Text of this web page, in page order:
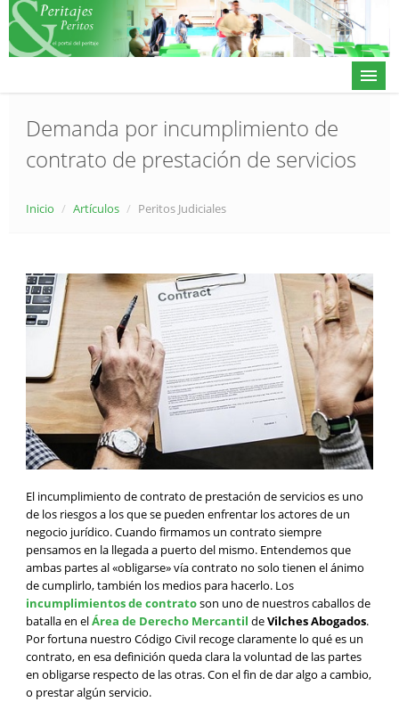
Actualidad
Demanda por incumplimiento de
contrato de prestación de servicios
Inicio / Artículos / Peritos Judiciales
El incumplimiento de contrato de prestación de servicios es uno
de los riesgos a los que se pueden enfrentar los actores de un
negocio jurídico. Cuando firmamos un contrato siempre
pensamos en la llegada a puerto del mismo. Entendemos que
ambas partes al «obligarse» vía contrato no solo tienen el ánimo
de cumplirlo, también los medios para hacerlo. Los
incumplimientos de contratoson uno de nuestros caballos de
batalla en elÁrea de Derecho Mercantil deVilches Abogados.
Por fortuna nuestro Código Civil recoge claramente lo qué es un
contrato, en esa definición queda clara la voluntad de las partes
en obligarse respecto de las otras. Con el fin de dar algo a cambio,
o prestar algún servicio.